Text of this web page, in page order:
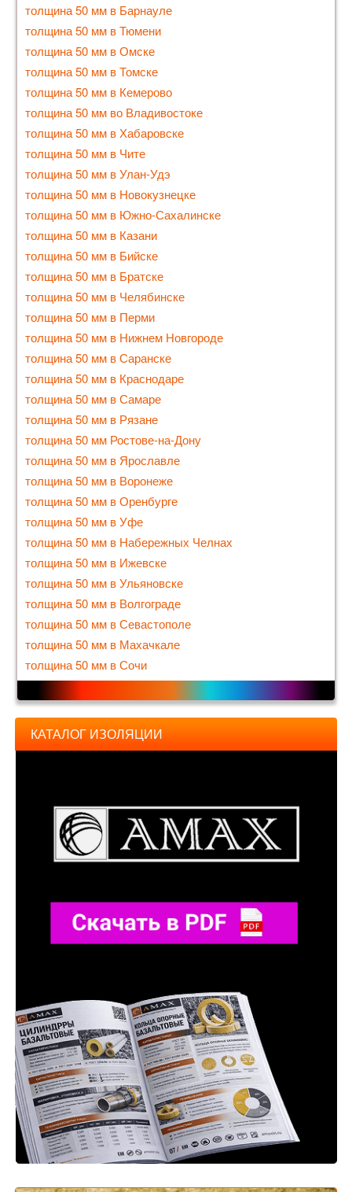
толщина 50 мм в Барнауле
толщина 50 мм в Тюмени
толщина 50 мм в Омске
толщина 50 мм в Томске
толщина 50 мм в Кемерово
толщина 50 мм во Владивостоке
толщина 50 мм в Хабаровске
толщина 50 мм в Чите
толщина 50 мм в Улан-Удэ
толщина 50 мм в Новокузнецке
толщина 50 мм в Южно-Сахалинске
толщина 50 мм в Казани
толщина 50 мм в Бийске
толщина 50 мм в Братске
толщина 50 мм в Челябинске
толщина 50 мм в Перми
толщина 50 мм в Нижнем Новгороде
толщина 50 мм в Саранске
толщина 50 мм в Краснодаре
толщина 50 мм в Самаре
толщина 50 мм в Рязане
толщина 50 мм Ростове-на-Дону
толщина 50 мм в Ярославле
толщина 50 мм в Воронеже
толщина 50 мм в Оренбурге
толщина 50 мм в Уфе
толщина 50 мм в Набережных Челнах
толщина 50 мм в Ижевске
толщина 50 мм в Ульяновске
толщина 50 мм в Волгограде
толщина 50 мм в Севастополе
толщина 50 мм в Махачкале
толщина 50 мм в Сочи
КАТАЛОГ ИЗОЛЯЦИИ